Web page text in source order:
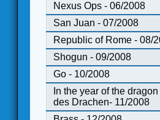
Nexus Ops - 06/2008
San Juan - 07/2008
Republic of Rome - 08/
Shogun - 09/2008
Go - 10/2008
In the year of the
des Drachen- 11/2008